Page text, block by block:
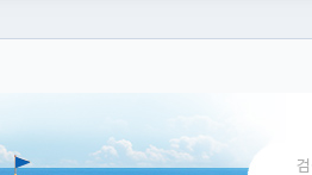
도메인 주소를 확인해 보세요